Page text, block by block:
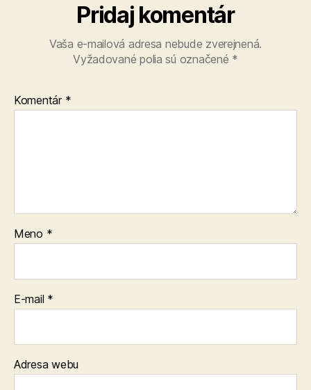
Pridaj komentár
Vaša e-mailová adresa nebude zverejnená.
Vyžadované polia sú označené *
Komentár *
Meno *
E-mail *
Adresa webu